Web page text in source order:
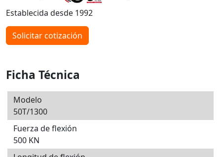
Establecida desde 1992
Solicitar cotización
Ficha Técnica
Modelo
50T/1300
Fuerza de flexión
500 KN